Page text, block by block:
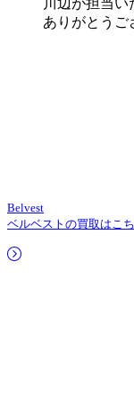
ありがとうご
Belvest
ベルベストの買取はこ